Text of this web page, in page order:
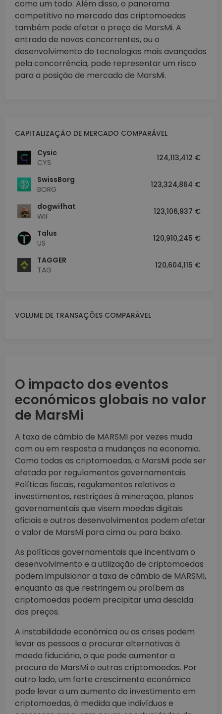
como um todo. Além disso, o panorama
competitivo no mercado das criptomoedas
também pode afetar o preço de MarsMi. A
entrada de novos concorrentes, ou o
desenvolvimento de tecnologias mais avançadas
pela concorrência, pode representar um risco
para a posição de mercado de MarsMi.
CAPITALIZAÇÃO DE MERCADO COMPARÁVEL
Cysic
CYS
124,113,412 €
SwissBorg
BORG
123,324,864 €
dogwifhat
WIF
123,106,937 €
Talus
US
120,910,245 €
TAGGER
TAG
120,604,115 €
VOLUME DE TRANSAÇÕES COMPARÁVEL
O impacto dos eventos
económicos globais no valor
de MarsMi
A taxa de câmbio de MARSMI por vezes muda
com ou em resposta a mudanças na economia.
Como todas as criptomoedas, a MarsMi pode ser
afetada por regulamentos governamentais.
Políticas fiscais, regulamentos relativos a
investimentos, restrições à mineração, planos
governamentais que visem moedas digitais
oficiais e outros desenvolvimentos podem afetar
o valor de MarsMi para cima ou para baixo.
As políticas governamentais que incentivam o
desenvolvimento e a utilização de criptomoedas
podem impulsionar a taxa de câmbio de MARSMI,
enquanto as que restringem ou proíbem as
criptomoedas podem precipitar uma descida
dos preços.
A instabilidade económica ou as crises podem
levar as pessoas a procurar alternativas à
moeda fiduciária, o que pode aumentar a
procura de MarsMi e outras criptomoedas. Por
outro lado, um forte crescimento económico
pode levar a um aumento do investimento em
criptomoedas, à medida que indivíduos e